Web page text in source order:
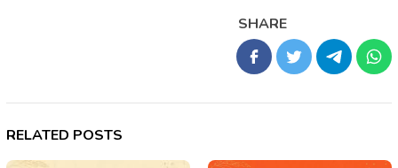
SHARE
RELATED POSTS